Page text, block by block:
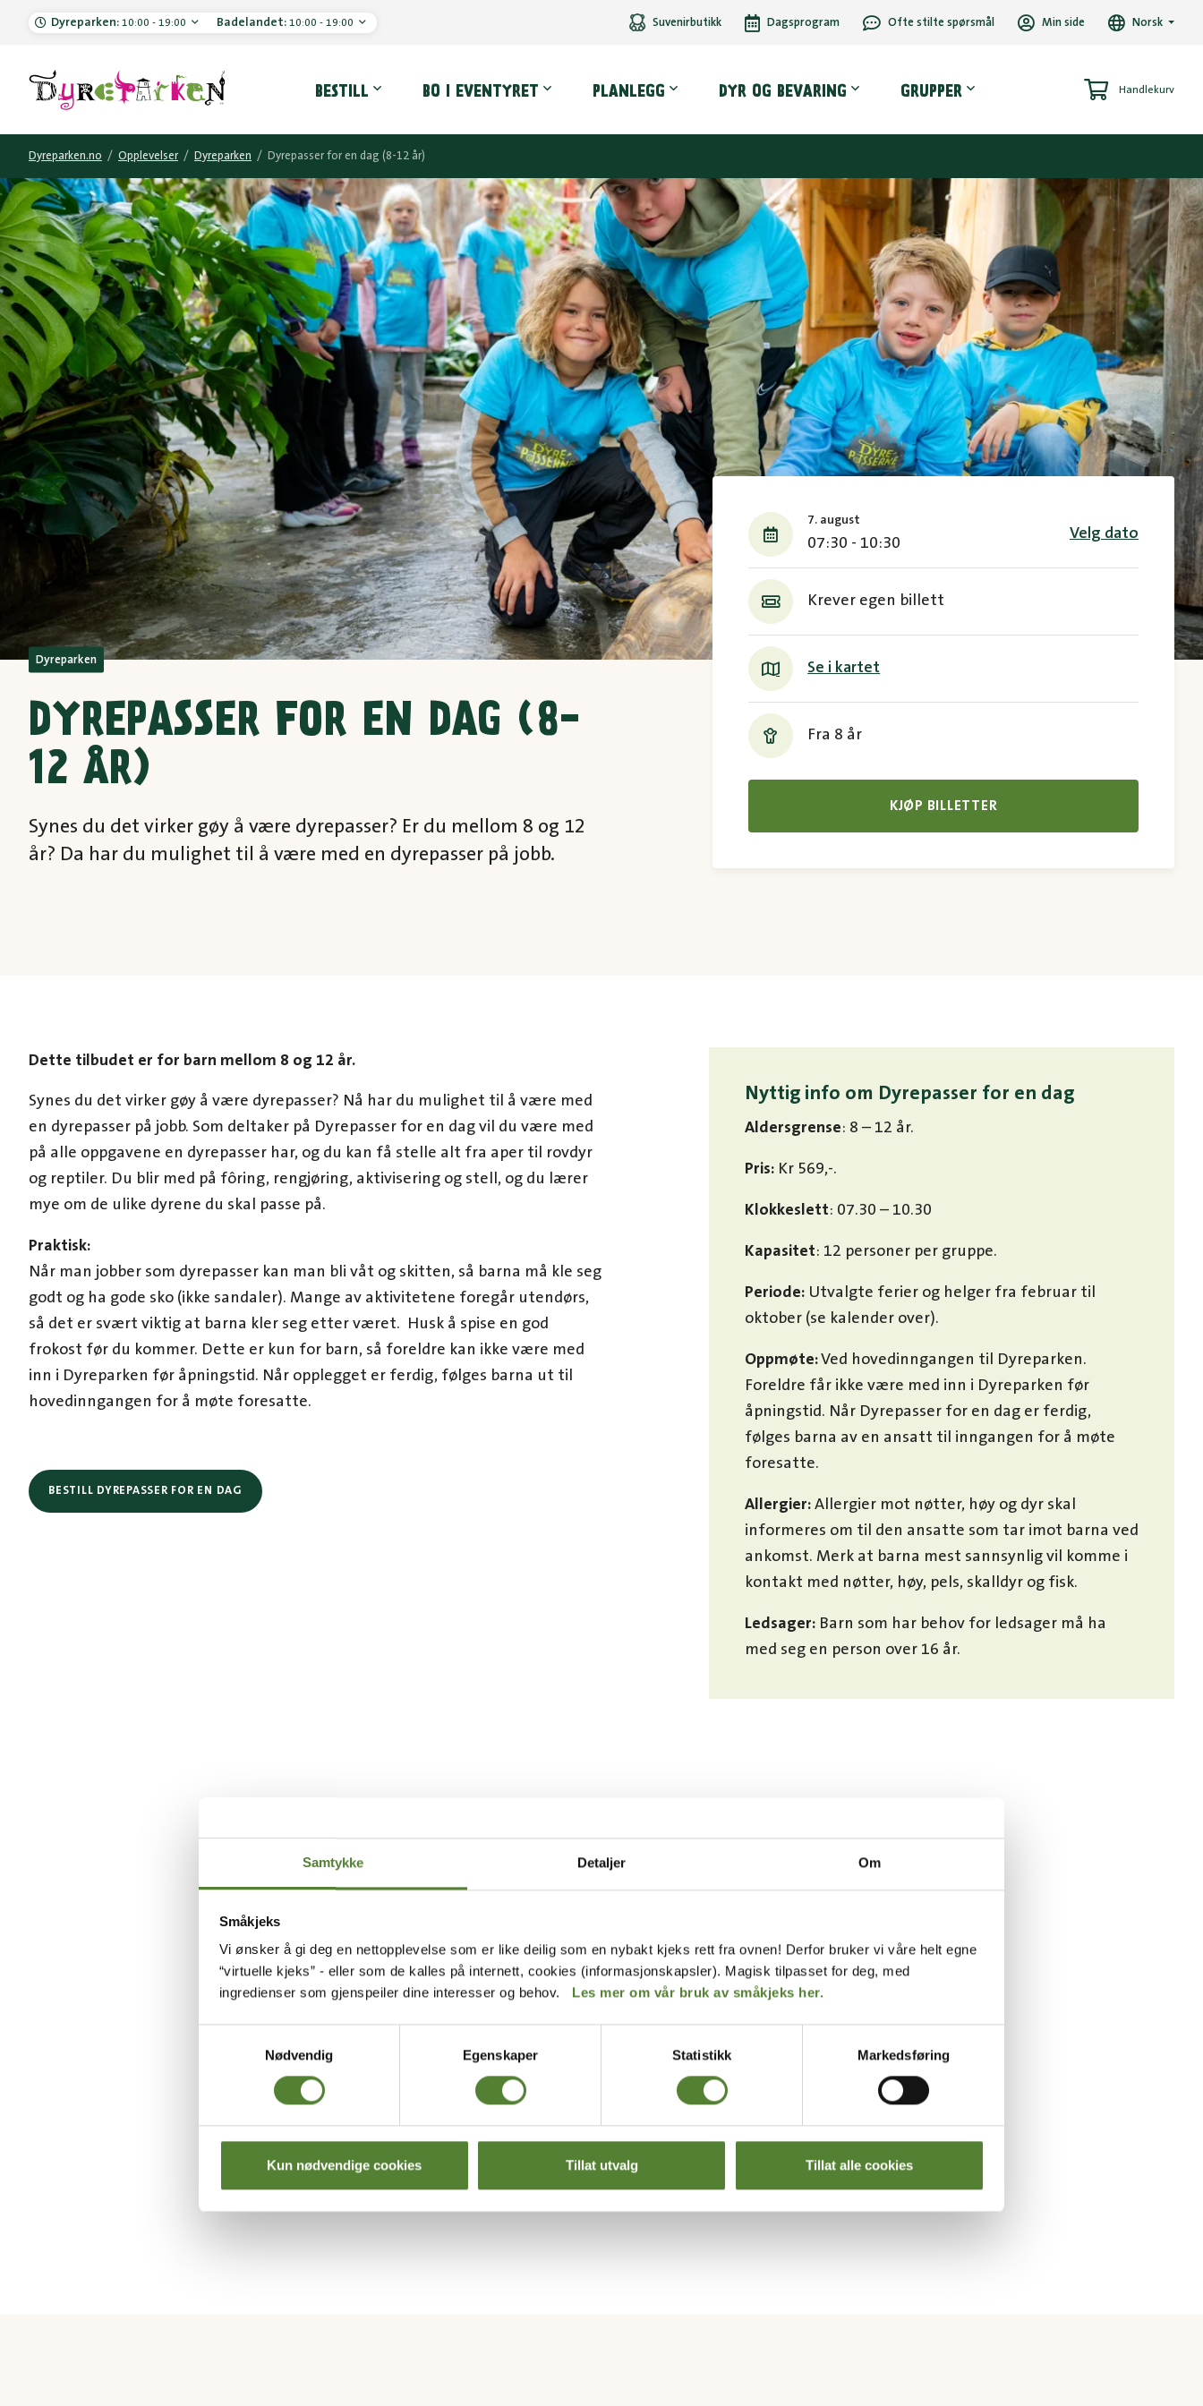
Samtykke Detaljer Om
Småkjeks
Vi ønsker å gi deg en nettopplevelse som er like deilig som en nybakt kjeks rett fra ovnen! Derfor bruker vi våre helt egne
“virtuelle kjeks” - eller som de kalles på internett, cookies (informasjonskapsler). Magisk tilpasset for deg, med
ingredienser som gjenspeiler dine interesser og behov. Les mer om vår bruk av småkjeks her.
Nødvendig
Egenskaper Statistikk Markedsføring
Kun nødvendige cookies Tillat utvalg Tillat alle cookies
Dyreparken: 10:00 - 19:00 Badelandet: 10:00 - 19:00 Suvenirbutikk Dagsprogram Ofte stilte spørsmål Min side Norsk
BESTILL BO I EVENTYRET PLANLEGG DYR OG BEVARING GRUPPER Handlekurv
Dyreparken.no / Opplevelser / Dyreparken / Dyrepasser for en dag (8-12 år)
Dyreparken
DYREPASSER FOR EN DAG (8-
12 ÅR)
Synes du det virker gøy å være dyrepasser? Er du mellom 8 og 12
år? Da har du mulighet til å være med en dyrepasser på jobb.
7. august
07:30 - 10:30
Velg dato
Krever egen billett
Se i kartet
Fra 8 år
KJØP BILLETTER
Dette tilbudet er for barn mellom 8 og 12 år.
Synes du det virker gøy å være dyrepasser? Nå har du mulighet til å være med
en dyrepasser på jobb. Som deltaker på Dyrepasser for en dag vil du være med
på alle oppgavene en dyrepasser har, og du kan få stelle alt fra aper til rovdyr
og reptiler. Du blir med på fôring, rengjøring, aktivisering og stell, og du lærer
mye om de ulike dyrene du skal passe på.
Praktisk:
Når man jobber som dyrepasser kan man bli våt og skitten, så barna må kle seg
godt og ha gode sko (ikke sandaler). Mange av aktivitetene foregår utendørs,
så det er svært viktig at barna kler seg etter været. Husk å spise en god
frokost før du kommer. Dette er kun for barn, så foreldre kan ikke være med
inn i Dyreparken før åpningstid. Når opplegget er ferdig, følges barna ut til
hovedinngangen for å møte foresatte.
BESTILL DYREPASSER FOR EN DAG
Nyttig info om Dyrepasser for en dag
Aldersgrense: 8 – 12 år.
Pris: Kr 569,-.
Klokkeslett: 07.30 – 10.30
Kapasitet: 12 personer per gruppe.
Periode: Utvalgte ferier og helger fra februar til
oktober (se kalender over).
Oppmøte:Ved hovedinngangen til Dyreparken.
Foreldre får ikke være med inn i Dyreparken før
åpningstid. Når Dyrepasser for en dag er ferdig,
følges barna av en ansatt til inngangen for å møte
foresatte.
Allergier: Allergier mot nøtter, høy og dyr skal
informeres om til den ansatte som tar imot barna ved
ankomst. Merk at barna mest sannsynlig vil komme i
kontakt med nøtter, høy, pels, skalldyr og fisk.
Ledsager: Barn som har behov for ledsager må ha
med seg en person over 16 år.
OFTE STILTE SPØRSMÅL OM DYREPASSER FOR
EN DAG
Kan barn ha med seg en voksen på Dyrepasser for en dag?
Jeg finner ingen ledige datoer på Dyrepasser for en dag, hva gjør jeg?
Dyrepasser for en dag?